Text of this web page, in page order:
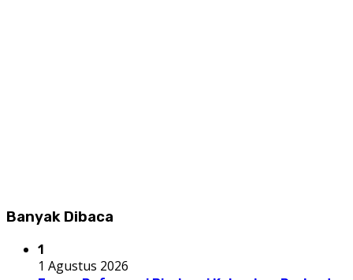
Banyak Dibaca
1
1 Agustus 2026